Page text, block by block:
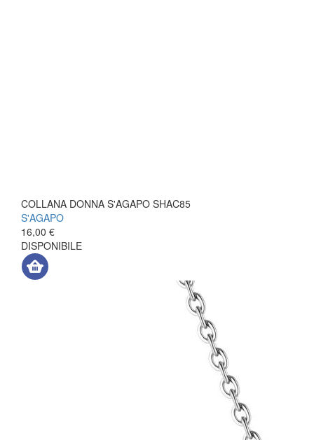
COLLANA DONNA S'AGAPO SHAC85
S'AGAPO
16,00 €
DISPONIBILE